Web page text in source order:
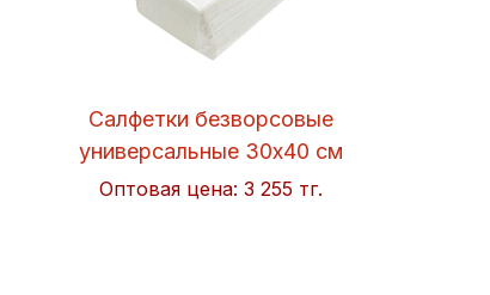
Салфетки безворсовые
универсальные 30x40 см
Soft 50шт/упак. Hi-BLACK
Оптовая цена:3 255 тг.